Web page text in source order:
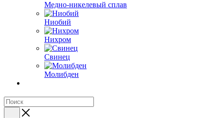
Медно-никелевый сплав
Ниобий
Нихром
Свинец
Молибден